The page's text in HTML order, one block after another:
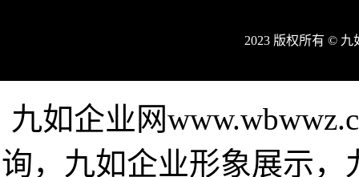
2023 版权所有 ©
九如企业网
询，九如企业形象展示